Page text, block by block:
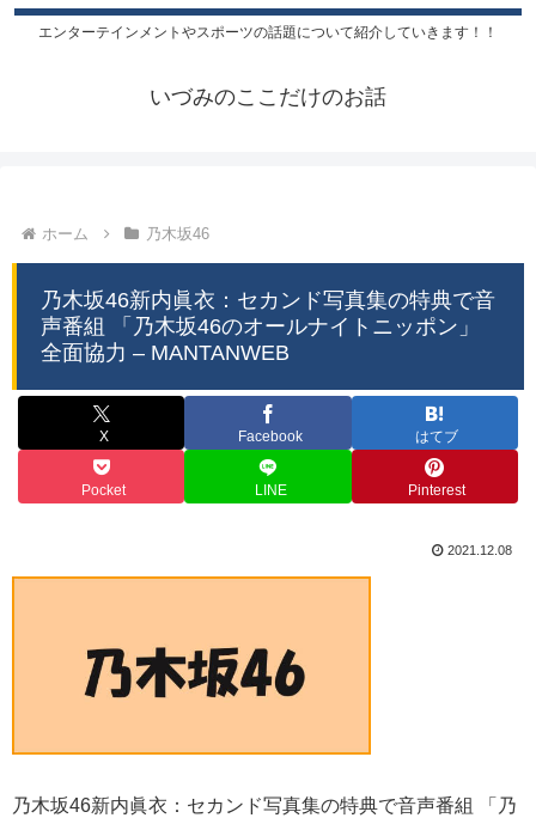
エンターテインメントやスポーツの話題について紹介していきます！！
いづみのここだけのお話
ホーム 乃木坂46
乃木坂46新内眞衣：セカンド写真集の特典で音
声番組 「乃木坂46のオールナイトニッポン」
全面協力 – MANTANWEB
X Facebook はてブ
Pocket LINE Pinterest
2021.12.08
乃木坂46新内眞衣：セカンド写真集の特典で音声番組 「乃